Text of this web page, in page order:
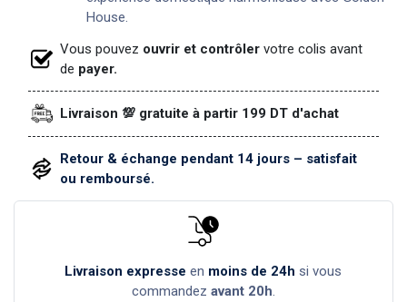
House.
Vous pouvez ouvrir et contrôler votre colis avant
de payer.
Livraison 💯 gratuite à partir 199 DT d'achat
Retour & échange pendant 14 jours – satisfait
ou remboursé.
Livraison expresse en moins de 24h si vous
commandez avant 20h.